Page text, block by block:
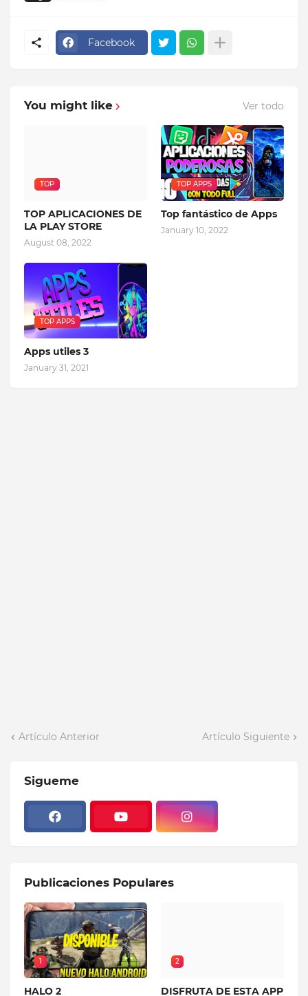
Facebook
You might like Ver todo
TOP
TOP APLICACIONES DE
LA PLAY STORE
August 08, 2022
TOP APPS
Top fantástico de Apps
January 10, 2022
TOP APPS
Apps utiles 3
January 31, 2021
Artículo Anterior Artículo Siguiente
Sigueme
Publicaciones Populares
1
HALO 2
2
DISFRUTA DE ESTA APP